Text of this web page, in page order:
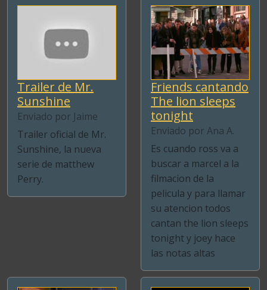
Trailer de Mr.
Sunshine
Enviado por Jaime
Trailer oficial de Mr.
Sunshine, la nueva
serie de matthew
Perry.
Friends cantando
The lion sleeps
tonight
Enviado por Ana A.
Es cuando ross va a
buscar a marcel a la
filmacion de la
pelicula y para llamar
su atencion todos
cantan the lion sleeps
tonight y joey hace
las notas altas